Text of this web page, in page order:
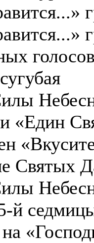
«Един
Святых
й